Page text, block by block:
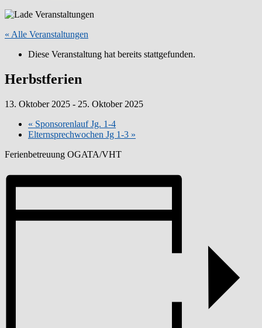
« Alle Veranstaltungen
Diese Veranstaltung hat bereits stattgefunden.
Herbstferien
13. Oktober 2025 - 25. Oktober 2025
« Sponsorenlauf Jg. 1-4
Elternsprechwochen Jg 1-3 »
Ferienbetreuung OGATA/VHT